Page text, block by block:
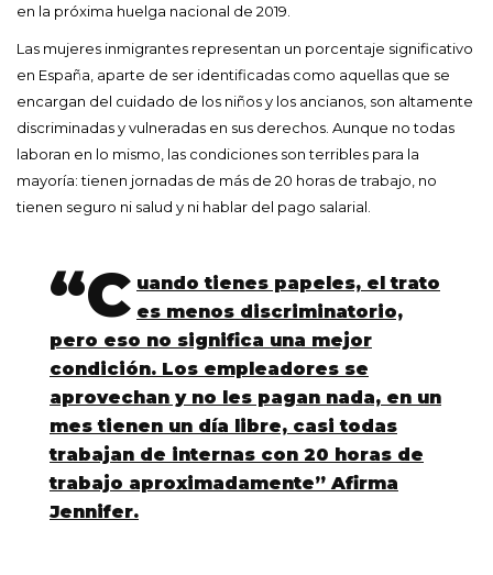
en la próxima huelga nacional de 2019.
Las mujeres inmigrantes representan un porcentaje significativo
en España, aparte de ser identificadas como aquellas que se
encargan del cuidado de los niños y los ancianos, son altamente
discriminadas y vulneradas en sus derechos. Aunque no todas
laboran en lo mismo, las condiciones son terribles para la
mayoría: tienen jornadas de más de 20 horas de trabajo, no
tienen seguro ni salud y ni hablar del pago salarial.
“C uando tienes papeles, el trato
es menos discriminatorio,
pero eso no significa una mejor
condición. Los empleadores se
aprovechan y no les pagan nada, en un
mes tienen un día libre, casi todas
trabajan de internas con 20 horas de
trabajo aproximadamente” Afirma
Jennifer.